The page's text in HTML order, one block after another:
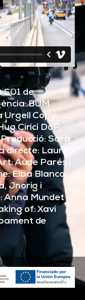
S01 de
BUM
Urgell Copy:
Cirici DoP:
Sara
directe: Laura
Aude Parés i
Elba Blanco
Jnorig i
Anna Mundet
of: Xavi
de